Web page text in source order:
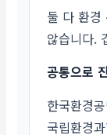
둘 다 환경
않습니다.
공통으로
한국환경
국립환경